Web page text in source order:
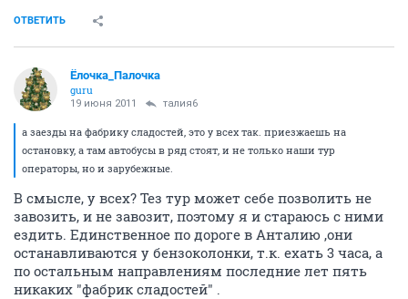
ОТВЕТИТЬ
Ёлочка_Палочка
guru
19 июня 2011 талия6
а заезды на фабрику сладостей, это у всех так. приезжаешь на
остановку, а там автобусы в ряд стоят, и не только наши тур
операторы, но и зарубежные.
В смысле, у всех? Тез тур может себе позволить не
завозить, и не завозит, поэтому я и стараюсь с ними
ездить. Единственное по дороге в Анталию ,они
останавливаются у бензоколонки, т.к. ехать 3 часа, а
по остальным направлениям последние лет пять
никаких "фабрик сладостей" .